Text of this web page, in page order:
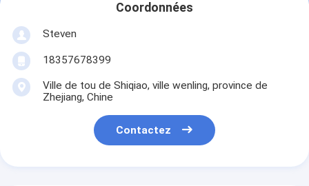
Coordonnées
Steven
18357678399
Ville de tou de Shiqiao, ville wenling, province de
Zhejiang, Chine
Contactez